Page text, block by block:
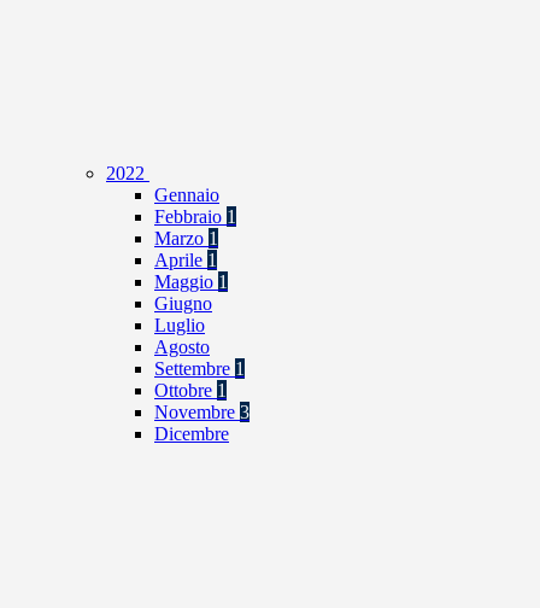
2022
Gennaio
Febbraio 1
Marzo 1
Aprile 1
Maggio 1
Giugno
Luglio
Agosto
Settembre 1
Ottobre 1
Novembre 3
Dicembre